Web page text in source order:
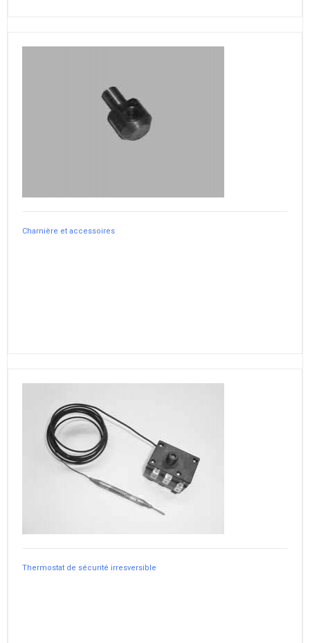
Charnière et accessoires
Thermostat de sécurité irresversible